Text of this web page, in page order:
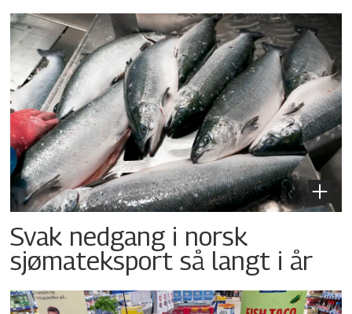
Svak nedgang i norsk
sjømateksport så langt i år